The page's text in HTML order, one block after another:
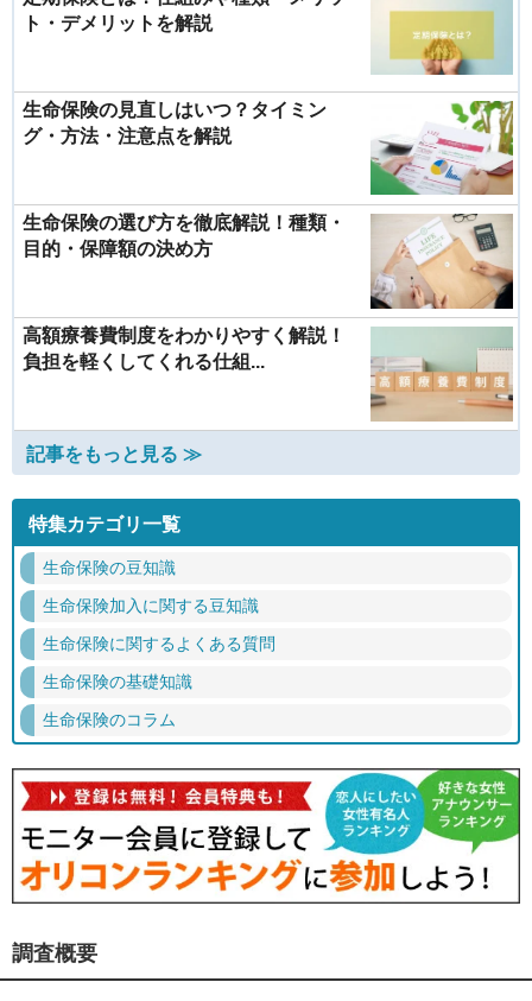
ト・デメリットを解説
生命保険の見直しはいつ？タイミン
グ・方法・注意点を解説
生命保険の選び方を徹底解説！種類・
目的・保障額の決め方
高額療養費制度をわかりやすく解説！
負担を軽くしてくれる仕組...
記事をもっと見る ≫
特集カテゴリ一覧
生命保険の豆知識
生命保険加入に関する豆知識
生命保険に関するよくある質問
生命保険の基礎知識
生命保険のコラム
調査概要